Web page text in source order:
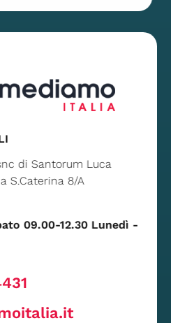
di Santorum Luca
S.Caterina 8/A
09.00-12.30 Lunedì -